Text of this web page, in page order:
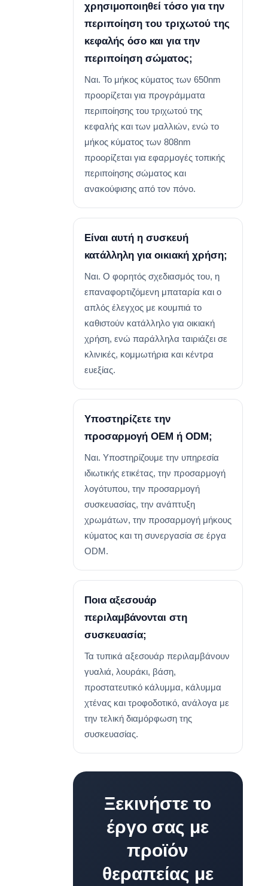
χρησιμοποιηθεί τόσο για την
περιποίηση του τριχωτού της
κεφαλής όσο και για την
περιποίηση σώματος;
Ναι. Το μήκος κύματος των 650nm
προορίζεται για προγράμματα
περιποίησης του τριχωτού της
κεφαλής και των μαλλιών, ενώ το
μήκος κύματος των 808nm
προορίζεται για εφαρμογές τοπικής
περιποίησης σώματος και
ανακούφισης από τον πόνο.
Είναι αυτή η συσκευή
κατάλληλη για οικιακή χρήση;
Ναι. Ο φορητός σχεδιασμός του, η
επαναφορτιζόμενη μπαταρία και ο
απλός έλεγχος με κουμπιά το
καθιστούν κατάλληλο για οικιακή
χρήση, ενώ παράλληλα ταιριάζει σε
κλινικές, κομμωτήρια και κέντρα
ευεξίας.
Υποστηρίζετε την
προσαρμογή OEM ή ODM;
Ναι. Υποστηρίζουμε την υπηρεσία
ιδιωτικής ετικέτας, την προσαρμογή
λογότυπου, την προσαρμογή
συσκευασίας, την ανάπτυξη
χρωμάτων, την προσαρμογή μήκους
κύματος και τη συνεργασία σε έργα
ODM.
Ποια αξεσουάρ
περιλαμβάνονται στη
συσκευασία;
Τα τυπικά αξεσουάρ περιλαμβάνουν
γυαλιά, λουράκι, βάση,
προστατευτικό κάλυμμα, κάλυμμα
χτένας και τροφοδοτικό, ανάλογα με
την τελική διαμόρφωση της
συσκευασίας.
Ξεκινήστε το
έργο σας με
προϊόν
θεραπείας με